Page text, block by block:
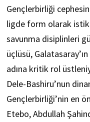
Gençlerbirliği
ligde form olarak
savunma disiplinleri
üçlüsü,
adına kritik rol
Dele-Bashiru’nun
Gençlerbirliği’nin en
Etebo, Abdullah